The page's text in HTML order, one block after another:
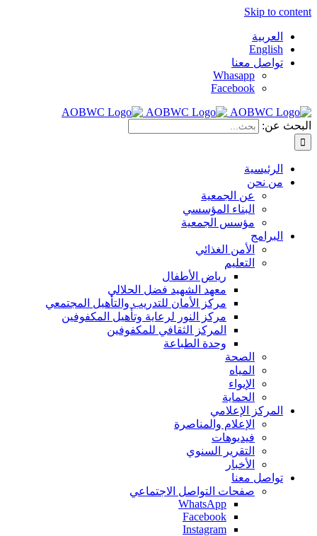
Skip to content
العربية
English
تواصل معنا
Whasapp
Facebook
البحث عن:
الرئيسية
من نحن
عن الجمعية
البناء المؤسسي
مؤسس الجمعية
البرامج
الأمن الغذائي
التعليم
رياض الأطفال
معهد الشهيد فضل الحلالي
مركز الأمان للتدريب والتأهيل المجتمعي
مركز النور لرعاية وتأهيل المكفوفين
المركز الثقافي للمكفوفين
وحدة الطباعة
الصحة
المياه
الإيواء
الحماية
المركز الإعلامي
الإعلام والمناصرة
فيديوهات
التقرير السنوي
الأخبار
تواصل معنا
صفحات التواصل الاجتماعي
WhatsApp
Facebook
Instagram